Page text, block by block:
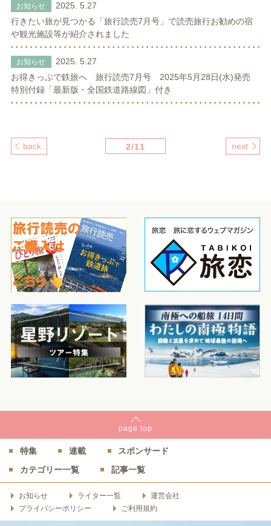
お知らせ
2025. 5.27
行きたい旅が見つかる「旅行読売7月号」で読売旅行お勧めの宿
や観光施設等が紹介されました
お知らせ
2025. 5.27
お得きっぷで鉄旅へ 旅行読売7月号 2025年5月28日(水)発売
特別付録「最新版・全国鉄道路線図」付き
back 2/11 next
page top
特集 連載
スポンサード
カテゴリー一覧
記事一覧
お知らせ ライター一覧
運営会社
プライバシーポリシー
ご利用規約